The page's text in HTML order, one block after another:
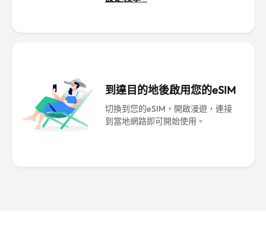
到達目的地後啟用您的eSIM
切換到您的eSIM，開啟漫遊，連接
到當地網路即可開始使用。